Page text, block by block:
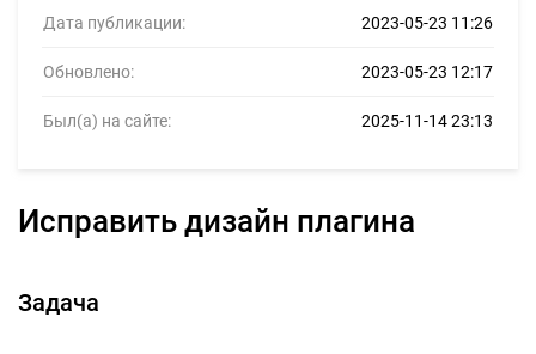
Дата публикации: 2023-05-23 11:26
Обновлено: 2023-05-23 12:17
Был(а) на сайте: 2025-11-14 23:13
Исправить дизайн плагина
Задача